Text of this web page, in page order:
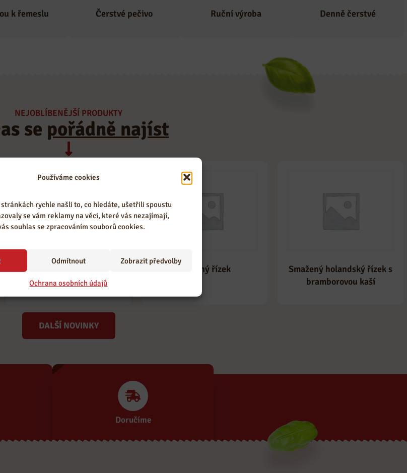
Používáme cookies
stránkách rychle našli to, co hledáte, ušetřili spoustu
se vám reklamy na věci, které vás nezajímají,
souhlas se zpracováním souborů cookies.
Odmítnout Zobrazit předvolby
Ochrana osobních údajů
k řemeslu Čerstvé pečivo Ruční výroba
Naše produkty pro Vás
ručně připravují naši
Denně čerstvé
NEJOBLÍBENĚJŠÍ PRODUKTY
se pořádně najíst
Špíz se šunkou a sýrem Vaječný řízek
Smažený holandský řízek s
bramborovou kaší
DALŠÍ NOVINKY
Doručíme